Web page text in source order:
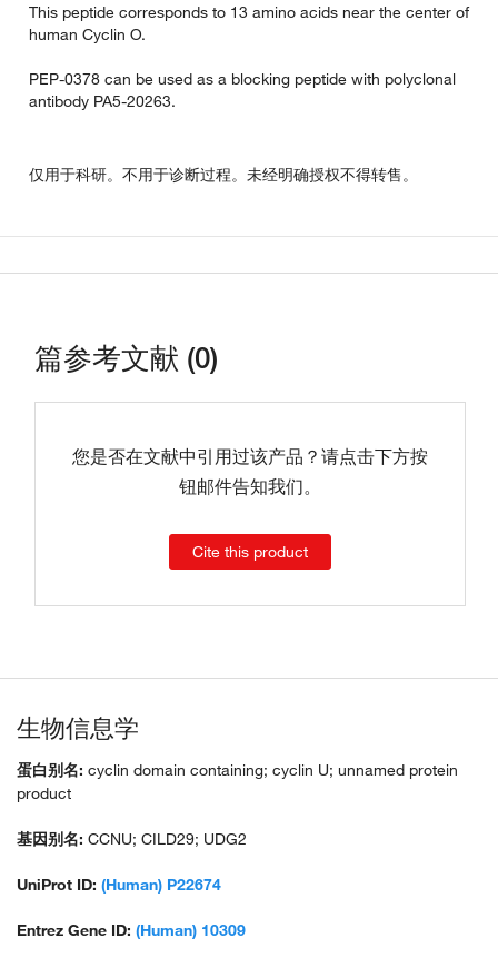
This peptide corresponds to 13 amino acids near the center of
human Cyclin O.
PEP-0378 can be used as a blocking peptide with polyclonal
antibody PA5-20263.
仅用于科研。不用于诊断过程。未经明确授权不得转售。
篇参考文献 (0)
您是否在文献中引用过该产品？请点击下方按
钮邮件告知我们。
Cite this product
生物信息学
蛋白别名: cyclin domain containing; cyclin U; unnamed protein
product
基因别名: CCNU; CILD29; UDG2
UniProt ID: (Human) P22674
Entrez Gene ID: (Human) 10309